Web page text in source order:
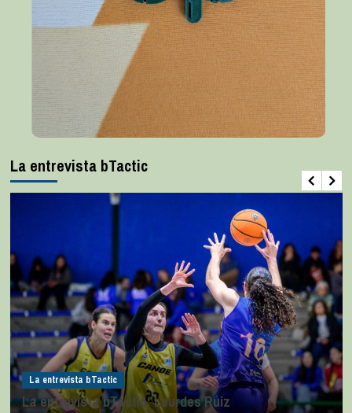
La entrevista bTactic
La entrevista bTactic
La entrevista bTactic: Lourdes Ruiz